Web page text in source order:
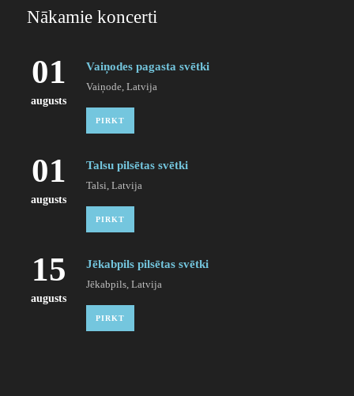
Nākamie koncerti
01
augusts
Vaiņodes pagasta svētki
Vaiņode, Latvija
PIRKT
01
augusts
Talsu pilsētas svētki
Talsi, Latvija
PIRKT
15
augusts
Jēkabpils pilsētas svētki
Jēkabpils, Latvija
PIRKT